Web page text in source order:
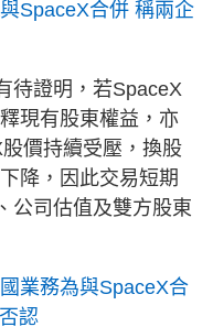
SpaceX合併 稱兩企
待證明，若SpaceX
現有股東權益，亦
價持續受壓，換股
降，因此交易短期
公司估值及雙方股東
業務為與SpaceX合
認